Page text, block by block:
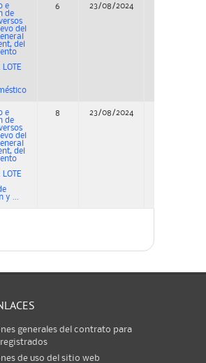
e
de
del
del
6 23/08/2024
e
de
del
del
y ...
8 23/08/2024
generales del contrato para
de uso del sitio web